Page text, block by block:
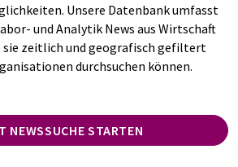
Unsere Datenbank umfasst
und Analytik News aus Wirtschaft
sie zeitlich und geografisch gefiltert
durchsuchen können.
NEWSSUCHE STARTEN